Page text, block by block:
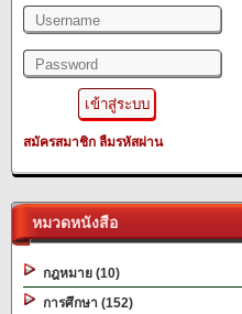
สมัครสมาชิก ลืมรหัสผ่าน
หมวดหนังสือ
กฎหมาย (10)
การศึกษา (152)